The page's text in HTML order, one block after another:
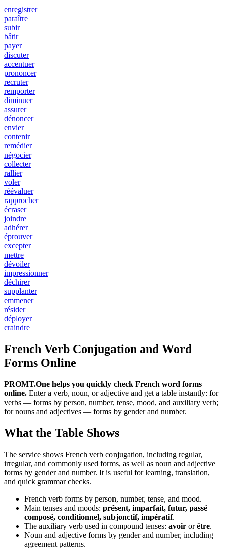
enregistrer
paraître
subir
bâtir
payer
discuter
accentuer
prononcer
recruter
remporter
diminuer
assurer
dénoncer
envier
contenir
remédier
négocier
collecter
rallier
voler
réévaluer
rapprocher
écraser
joindre
adhérer
éprouver
excepter
mettre
dévoiler
impressionner
déchirer
supplanter
emmener
résider
déployer
craindre
French Verb Conjugation and Word
Forms Online
PROMT.One helps you quickly check French word forms
online. Enter a verb, noun, or adjective and get a table instantly: for
verbs — forms by person, number, tense, mood, and auxiliary verb;
for nouns and adjectives — forms by gender and number.
What the Table Shows
The service shows French verb conjugation, including regular,
irregular, and commonly used forms, as well as noun and adjective
forms by gender and number. It is useful for learning, translation,
and quick grammar checks.
French verb forms by person, number, tense, and mood.
Main tenses and moods: présent, imparfait, futur, passé
composé, conditionnel, subjonctif, impératif.
The auxiliary verb used in compound tenses: avoir orêtre.
Noun and adjective forms by gender and number, including
agreement patterns.